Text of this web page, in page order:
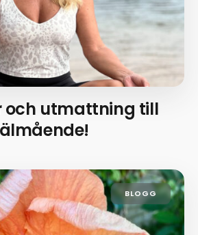
och utmattning till
BLOGG